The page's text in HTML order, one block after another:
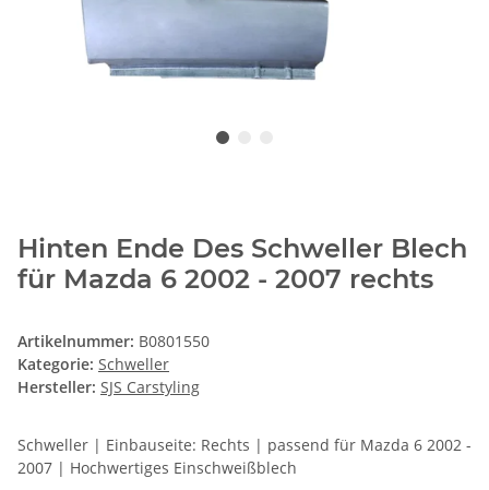
Hinten Ende Des Schweller Blech
für Mazda 6 2002 - 2007 rechts
Artikelnummer: B0801550
Kategorie: Schweller
Hersteller: SJS Carstyling
Schweller | Einbauseite: Rechts | passend für Mazda 6 2002 -
2007 | Hochwertiges Einschweißblech